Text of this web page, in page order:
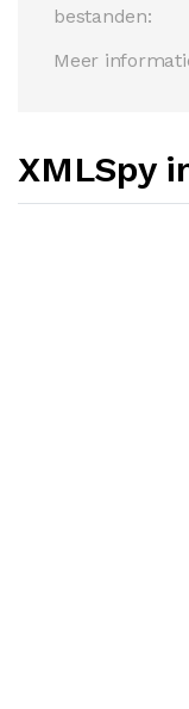
bestanden:
Meer
XMLSpy